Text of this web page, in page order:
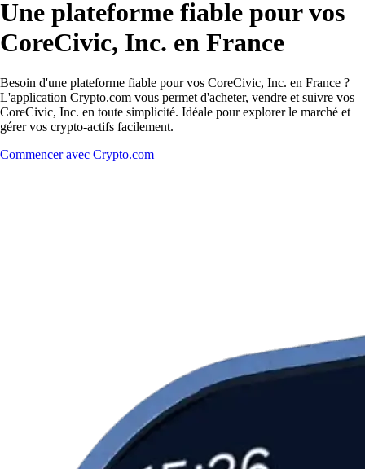
Une plateforme fiable pour vos
CoreCivic, Inc. en France
Besoin d'une plateforme fiable pour vos CoreCivic, Inc. en France ?
L'application Crypto.com vous permet d'acheter, vendre et suivre vos
CoreCivic, Inc. en toute simplicité. Idéale pour explorer le marché et
gérer vos crypto-actifs facilement.
Commencer avec Crypto.com